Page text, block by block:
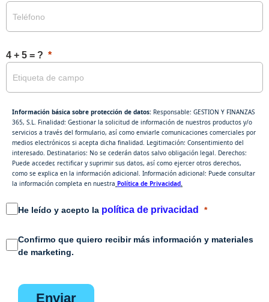
4 + 5 = ?
Información básica sobre protección de datos: Responsable: GESTION Y FINANZAS
365, S.L. Finalidad: Gestionar la solicitud de información de nuestros productos y/o
servicios a través del formulario, así como enviarle comunicaciones comerciales por
medios electrónicos si acepta dicha finalidad. Legitimación: Consentimiento del
interesado. Destinatarios: No se cederán datos salvo obligación legal. Derechos:
Puede acceder, rectificar y suprimir sus datos, así como ejercer otros derechos,
como se explica en la información adicional. Información adicional: Puede consultar
la información completa en nuestra Política de Privacidad.
He leído y acepto la política de privacidad
Confirmo que quiero recibir más información y materiales
de marketing.
enviar